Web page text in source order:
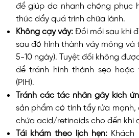
để giúp da nhanh chóng phục
thúc đẩy quá trình chữa lành.
Không cạy vảy: Đồi mồi sau khi
sau đó hình thành vảy mỏng và
5-10 ngày). Tuyệt đối không
để tránh hình thành sẹo
(PIH).
Tránh các tác nhân gây kích
sản phẩm có tính tẩy rửa
chứa acid/retinoids cho đến khi
Tái khám theo lịch hẹn: Khách